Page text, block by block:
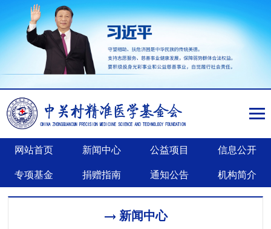
网站首页 新闻中心 公益项目 信息公开
专项基金 捐赠指南 通知公告 机构简介
新闻中心